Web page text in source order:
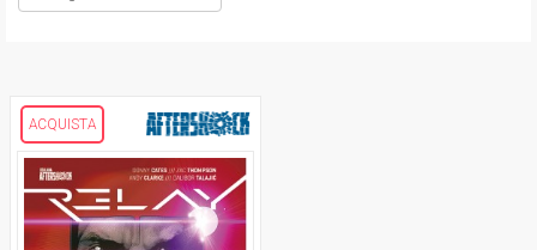
ACQUISTA